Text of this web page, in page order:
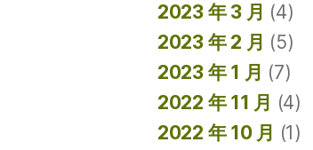
2023 年 3 月 (4)
2023 年 2 月 (5)
2023 年 1 月 (7)
2022 年 11 月 (4)
2022 年 10 月 (1)